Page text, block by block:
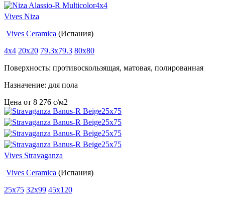
Vives Niza
Vives Ceramica (Испания)
4x4 20x20 79.3x79.3 80x80
Поверхность: противоскользящая, матовая, полированная
Назначение: для пола
Цена от 8 276 c/м2
Vives Stravaganza
Vives Ceramica (Испания)
25x75 32x99 45x120